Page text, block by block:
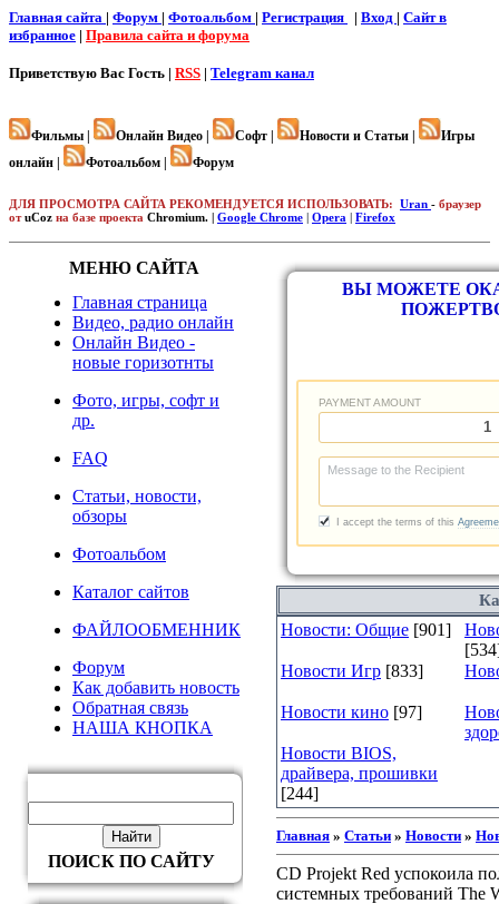
Главная сайта | Форум | Фотоальбом | Регистрация | Вход | Cайт в
избранное | Правила сайта и форума
Приветствую Вас Гость | RSS | Telegram канал
Фильмы | Онлайн Видео | Софт | Новости и Статьи |
Игры
онлайн |
Фотоальбом | Форум
ДЛЯ ПРОСМОТРА САЙТА РЕКОМЕНДУЕТСЯ ИСПОЛЬЗОВАТЬ: Uran - браузер
отuCoz на базе проекта Chromium. | Google Chrome | Opera | Firefox
МЕНЮ САЙТА
Главная страница
Видео, радио онлайн
Онлайн Видео -
новые горизотнты
Фото, игры, софт и
др.
FAQ
Статьи, новости,
обзоры
Фотоальбом
Каталог сайтов
ФАЙЛООБМЕННИК
Форум
Как добавить новость
Обратная связь
НАША КНОПКА
ПОИСК ПО САЙТУ
ВЫ МОЖЕТЕ
Новости: Общие [901]
Новости Игр [833]
Новости кино [97]
Новости BIOS,
драйвера, прошивки
[244]
Главная » Статьи » Новости »
CD Projekt Red успокоила
системных требований The